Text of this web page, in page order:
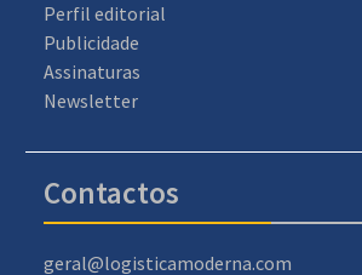
Perfil editorial
Publicidade
Assinaturas
Newsletter
Contactos
geral@logisticamoderna.com